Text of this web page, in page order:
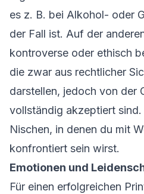
es z. B. bei Alkohol- oder
der Fall ist. Auf der
kontroverse oder ethisch
die zwar aus rechtlicher
darstellen, jedoch von der
vollständig akzeptiert sind.
Nischen, in denen du mit
konfrontiert sein wirst.
Emotionen und
Für einen erfolgreichen